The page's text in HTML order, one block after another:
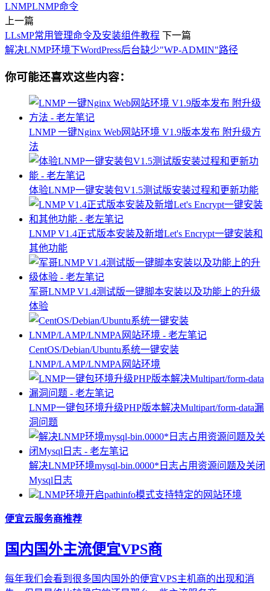
LNMPLNMP命令
上一篇
LLsMP常用管理命令及安装组件教程 下一篇
解决LNMP环境下WordPress后台缺少"WP-ADMIN"路径
你可能还喜欢这些内容：
LNMP 一键Nginx Web网站环境 V1.9版本发布 附升级方
法
体验LNMP一键安装包V1.5测试版安装过程和更新功能
LNMP V1.4正式版本安装及新增Let's Encrypt一键安装和
其他功能
军哥LNMP V1.4测试版一键脚本安装以及功能上的升级
体验
CentOS/Debian/Ubuntu系统一键安装
LNMP/LAMP/LNMPA网站环境
LNMP一键包环境升级PHP版本解决Multipart/form-data漏
洞问题
解决LNMP环境mysql-bin.0000*日志占用资源问题及关闭
Mysql日志
LNMP环境开启pathinfo模式支持特定的网站环境
便宜云服务商推荐
国内国外主流便宜VPS商
每年我们会看到很多国内国外的便宜VPS主机商的出现和消